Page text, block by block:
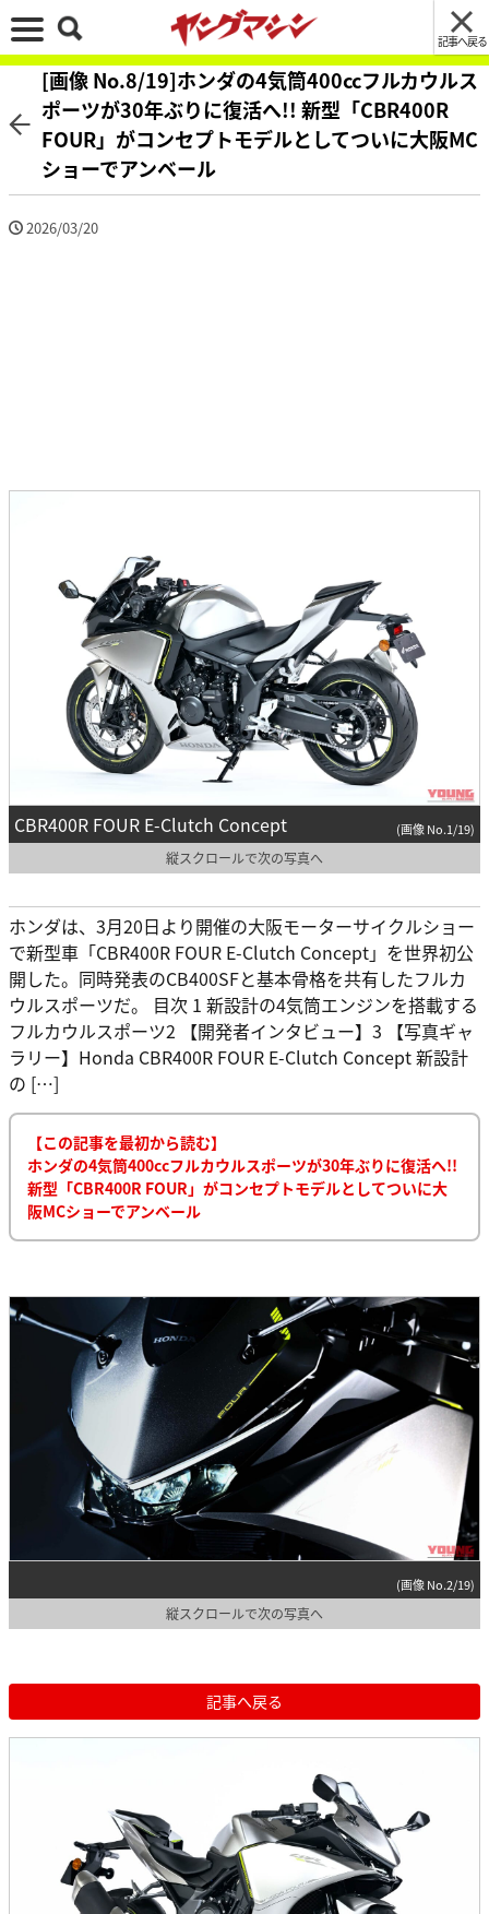
記事へ戻る
[画像 No.8/19]ホンダの4気筒400ccフルカウルス
ポーツが30年ぶりに復活へ!! 新型「CBR400R
FOUR」がコンセプトモデルとしてついに大阪MC
ショーでアンベール
2026/03/20
CBR400R FOUR E-Clutch Concept (画像 No.1/19)
縦スクロールで次の写真へ
ホンダは、3月20日より開催の大阪モーターサイクルショー
で新型車「CBR400R FOUR E-Clutch Concept」を世界初公
開した。同時発表のCB400SFと基本骨格を共有したフルカ
ウルスポーツだ。 目次 1 新設計の4気筒エンジンを搭載する
フルカウルスポーツ2 【開発者インタビュー】3 【写真ギャ
ラリー】Honda CBR400R FOUR E-Clutch Concept 新設計
の […]
【この記事を最初から読む】
ホンダの4気筒400ccフルカウルスポーツが30年ぶりに復活へ!!
新型「CBR400R FOUR」がコンセプトモデルとしてついに大
阪MCショーでアンベール
(画像 No.2/19)
縦スクロールで次の写真へ
記事へ戻る